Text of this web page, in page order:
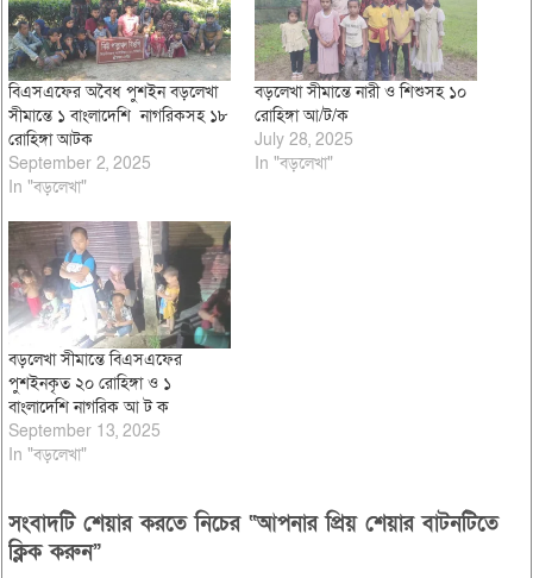
বিএসএফের অবৈধ পুশইন বড়লেখা
সীমান্তে ১ বাংলাদেশি নাগরিকসহ ১৮
রোহিঙ্গা আটক
September 2, 2025
In "বড়লেখা"
বড়লেখা সীমান্তে নারী ও শিশুসহ ১০
রোহিঙ্গা আ/ট/ক
July 28, 2025
In "বড়লেখা"
বড়লেখা সীমান্তে বিএসএফের
পুশইনকৃত ২০ রোহিঙ্গা ও ১
বাংলাদেশি নাগরিক আ ট ক
September 13, 2025
In "বড়লেখা"
সংবাদটি শেয়ার করতে নিচের “আপনার প্রিয় শেয়ার বাটনটিতে
ক্লিক করুন”